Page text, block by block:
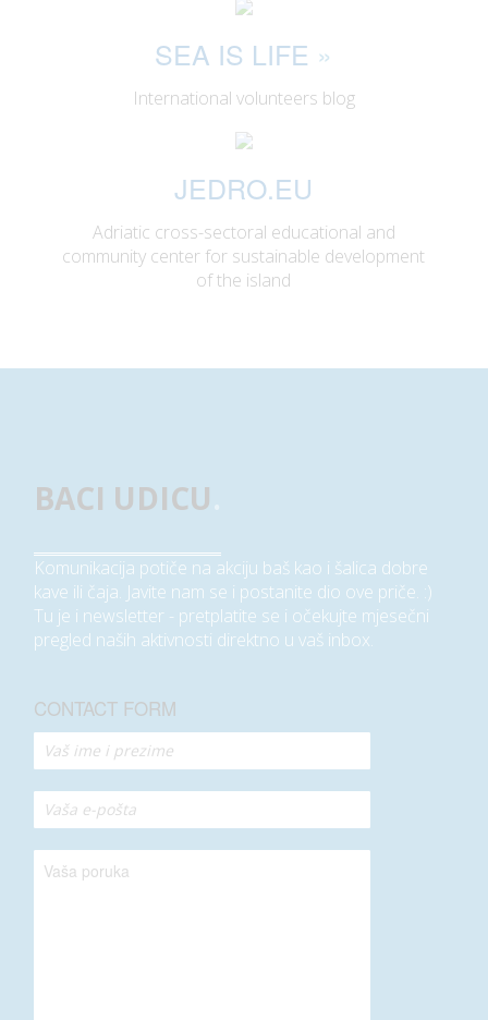
SEA IS LIFE »
International volunteers blog
JEDRO.EU
Adriatic cross-sectoral educational and
community center for sustainable development
of the island
BACI UDICU
Komunikacija potiče na akciju baš kao i šalica dobre
kave ili čaja. Javite nam se i postanite dio ove priče. :)
Tu je i newsletter - pretplatite se i očekujte mjesečni
pregled naših aktivnosti direktno u vaš inbox.
CONTACT FORM